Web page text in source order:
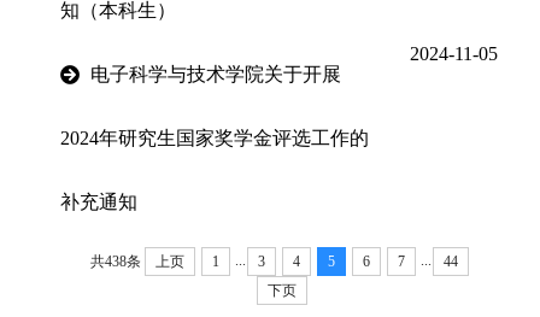
知（本科生）
电子科学与技术学院关于开展
2024年研究生国家奖学金评选工作的
补充通知
2024-11-05
共438条 上页 1 3 4 5 6 7
44
下页